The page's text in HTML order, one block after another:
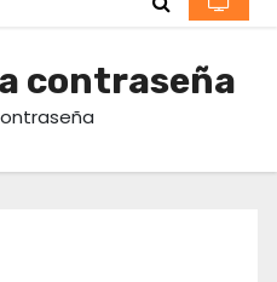
contraseña